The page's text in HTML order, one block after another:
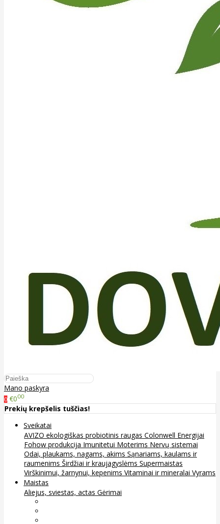
Mano paskyra
0 €000
Prekių krepšelis tuščias!
Sveikatai
AVIZO ekologiškas probiotinis raugas Colonwell Energijai
Fohow produkcija Imunitetui Moterims Nervų sistemai
Odai, plaukams, nagams, akims Sąnariams, kaulams ir
raumenims Širdžiai ir kraujagyslėms Supermaistas
Virškinimui, žarnynui, kepenims Vitaminai ir mineralai Vyrams
Maistas
Aliejus, sviestas, actas Gėrimai